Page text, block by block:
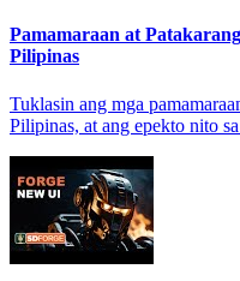
Pamamaraan at
Pilipinas
Tuklasin ang mga
Pilipinas, at ang epekto nito